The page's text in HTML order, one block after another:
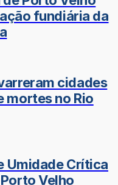
fundiária da
cidades
mortes no Rio
Umidade Crítica
Velho